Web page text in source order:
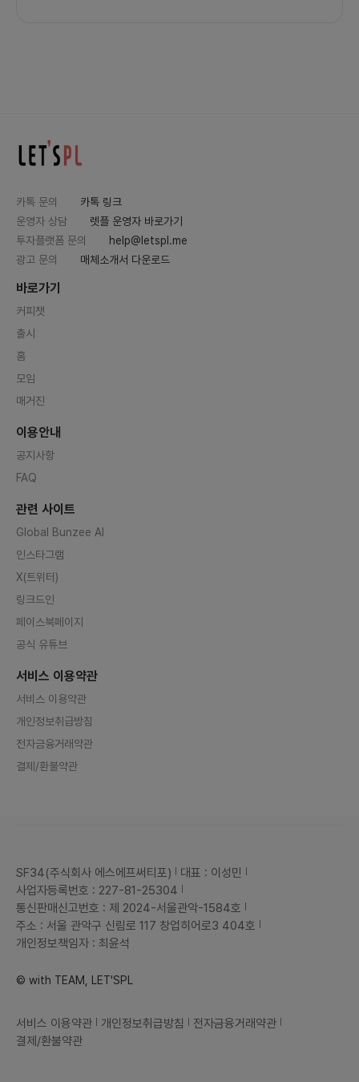
카톡 문의
카톡 링크
운영자 상담
렛플 운영자 바로가기
투자플랫폼 문의
help@letspl.me
광고 문의
매체소개서 다운로드
바로가기
커피챗
출시
홈
모임
매거진
이용안내
공지사항
FAQ
관련 사이트
Global Bunzee AI
인스타그램
X(트위터)
링크드인
페이스북페이지
공식 유튜브
서비스 이용약관
서비스 이용약관
개인정보취급방침
전자금융거래약관
결제/환불약관
SF34(주식회사 에스에프써티포)
대표 : 이성민
사업자등록번호 : 227-81-25304
통신판매신고번호 : 제 2024-서울관악-1584호
주소 : 서울 관악구 신림로 117 창업히어로3 404호
개인정보책임자 : 최윤석
© with TEAM, LET'SPL
서비스 이용약관 개인정보취급방침
전자금융거래약관
결제/환불약관